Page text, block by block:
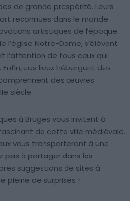
de grande prospérité. Leurs
reconnues dans le monde
artistiques de l’époque.
l’église Notre-Dame, s’élèvent
l’attention de tous ceux qui
Enfin, ces lieux hébergent des
des œuvres
siècle.
à Bruges vous invitent à
de cette ville médiévale.
vous transporteront à une
pas à partager dans les
suggestions de sites à
pleine de surprises !